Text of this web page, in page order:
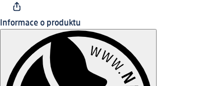
Informace o produktu